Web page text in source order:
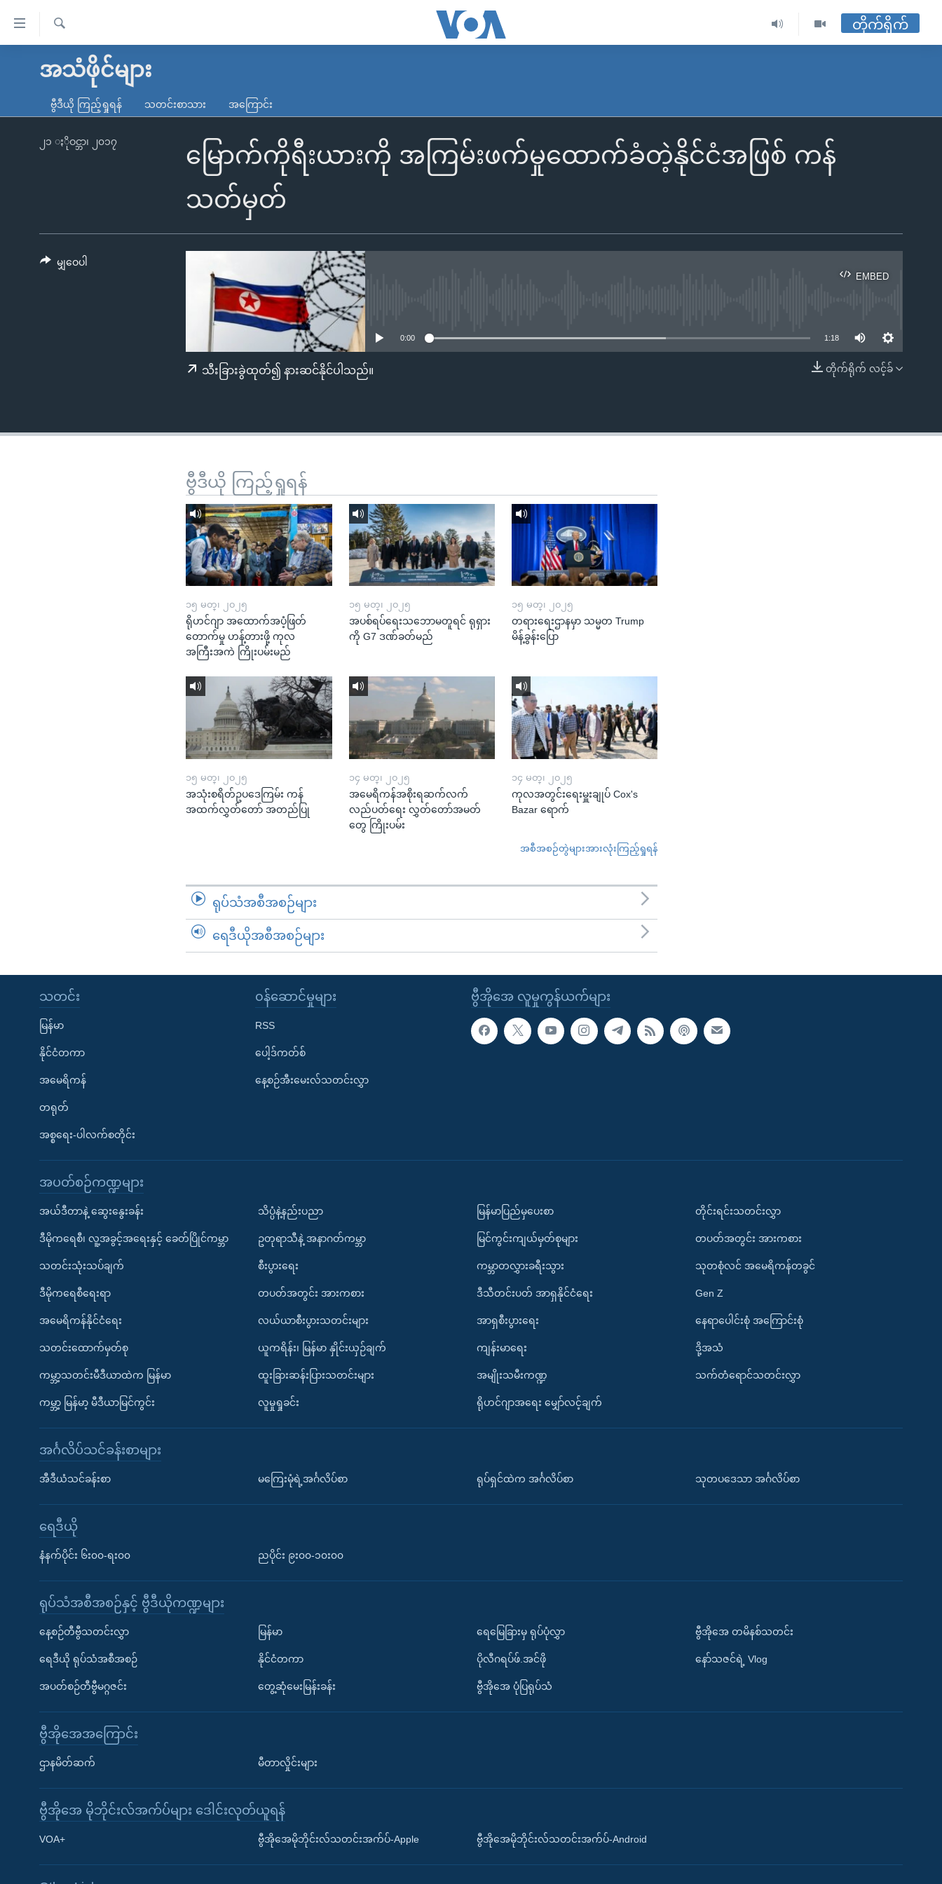
လွယ်ကူ
သည့်
ရန်
မူလစာမျက်နှာ
ကမ္ဘာ့သတင်းများ
နိုင်ငံတကာ
မကြေးမုံရဲ့ အင်္ဂလိပ်စာ
ရေဒီယို
ရေဒီယိုနှင့်ရုပ်သံ အချက်အလက်များ
Learning English
ရ
တိုက်ရိုက်
အသံဖိုင်များ
ဗွီဒီယို ကြည့်ရှုရန် သတင်းစာသား အကြောင်း
မြောက်ကိုရီးယားကို အကြမ်းဖက်မှုထောက်ခံတဲ့နိုင်ငံအဖြစ် ကန်
သတ်မှတ်
၂၁ ႏိုဝင္ဘာ၊ ၂၀၁၇
EMBED
EMBED
0:00 1:18
တိုက်ရိုက် လင့်ခ်
သီးခြားခွဲထုတ်၍ နားဆင်နိုင်ပါသည်။
မျှဝေပါ
ဗွီဒီယို ကြည့်ရှုရန်
၁၅ မတ္၊ ၂၀၂၅
ရိုဟင်ဂျာ အထောက်အပံ့ဖြတ်
တောက်မှု ဟန့်တားဖို့ ကုလ
အကြီးအကဲ ကြိုးပမ်းမည်
၁၅ မတ္၊ ၂၀၂၅
အပစ်ရပ်ရေးသဘောမတူရင် ရုရှား
ကို G7 ဒဏ်ခတ်မည်
၁၅ မတ္၊ ၂၀၂၅
တရားရေးဌာနမှာ သမ္မတ Trump
မိန့်ခွန်းပြော
၁၅ မတ္၊ ၂၀၂၅
အသုံးစရိတ်ဥပဒေကြမ်း ကန်
အထက်လွှတ်တော် အတည်ပြု
၁၄ မတ္၊ ၂၀၂၅
အမေရိကန်အစိုးရဆက်လက်
လည်ပတ်ရေး လွှတ်တော်အမတ်
တွေ ကြိုးပမ်း
၁၄ မတ္၊ ၂၀၂၅
ကုလအတွင်းရေးမှူးချုပ် Cox's
Bazar ရောက်
အစီအစဉ်တွဲများအားလုံးကြည့်ရှုရန်
ရုပ်သံအစီအစဉ်များ
ရေဒီယိုအစီအစဉ်များ
ဗွီအိုအေ လူမှုကွန်ယက်များ
သတင်း
မြန်မာ
နိုင်ငံတကာ
အမေရိကန်
တရုတ်
အစ္စရေး-ပါလက်စတိုင်း
၀န်ဆောင်မှုများ
RSS
ပေါ့ဒ်ကတ်စ်
နေ့စဉ်အီးမေးလ်သတင်းလွှာ
အပတ်စဉ်ကဏ္ဍများ
အယ်ဒီတာနဲ့ ဆွေးနွေးခန်း
ဒီမိုကရေစီ၊ လူ့အခွင့်အရေးနှင့် ခေတ်ပြိုင်ကမ္ဘာ
သတင်းသုံးသပ်ချက်
ဒီမိုကရေစီရေးရာ
အမေရိကန်နိုင်ငံရေး
သတင်းထောက်မှတ်စု
ကမ္ဘာ့သတင်းမီဒီယာထဲက မြန်မာ
ကမ္ဘာ့ မြန်မာ့ မီဒီယာမြင်ကွင်း
သိပ္ပံနဲ့နည်းပညာ
ဥတုရာသီနဲ့ အနာဂတ်ကမ္ဘာ
စီးပွားရေး
တပတ်အတွင်း အားကစား
လယ်ယာစီးပွားသတင်းများ
ယူကရိန်း၊ မြန်မာ နှိုင်းယှဉ်ချက်
ထူးခြားဆန်းပြားသတင်းများ
လူမှုရှုခင်း
မြန်မာပြည်မှပေးစာ
မြင်ကွင်းကျယ်မှတ်စုများ
ကမ္ဘာတလွှားခရီးသွား
ဒီသီတင်းပတ် အာရှနိုင်ငံရေး
အာရှစီးပွားရေး
ကျန်းမာရေး
အမျိုးသမီးကဏ္ဍ
ရိုဟင်ဂျာအရေး မျှော်လင့်ချက်
တိုင်းရင်းသတင်းလွှာ
တပတ်အတွင်း အားကစား
သုတစုံလင် အမေရိကန်တခွင်
Gen Z
နေရာပေါင်းစုံ အကြောင်းစုံ
ဒို့အသံ
သက်တံရောင်သတင်းလွှာ
အင်္ဂလိပ်သင်ခန်းစာများ
အီဒီယံသင်ခန်းစာ မကြေးမုံရဲ့အင်္ဂလိပ်စာ ရုပ်ရှင်ထဲက အင်္ဂလိပ်စာ သုတပဒေသာ အင်္ဂလိပ်စာ
ရေဒီယို
နံနက်ပိုင်း ၆း၀၀-ရး၀၀ ညပိုင်း ၉း၀၀-၁၀း၀၀
ရုပ်သံအစီအစဉ်နှင့် ဗွီဒီယိုကဏ္ဍများ
နေ့စဉ်တီဗွီသတင်းလွှာ
ရေဒီယို ရုပ်သံအစီအစဉ်
အပတ်စဉ်တီဗွီမဂ္ဂဇင်း
မြန်မာ
နိုင်ငံတကာ
တွေ့ဆုံမေးမြန်းခန်း
ရေမြေခြားမှ ရုပ်ပုံလွှာ
ပိုလီဂရပ်ဖ်.အင်ဖို
ဗွီအိုအေ ပုံပြရုပ်သံ
ဗွီအိုအေ တမိနစ်သတင်း
နော်သဇင်ရဲ့ Vlog
ဗွီအိုအေအကြောင်း
ဌာနမိတ်ဆက် မီတာလှိုင်းများ
ဗွီအိုအေ မိုဘိုင်းလ်အက်ပ်များ ဒေါင်းလုတ်ယူရန်
VOA+ ဗွီအိုအေမိုဘိုင်းလ်သတင်းအက်ပ်-Apple ဗွီအိုအေမိုဘိုင်းလ်သတင်းအက်ပ်-Android